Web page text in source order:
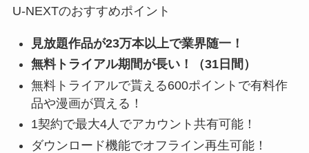
U-NEXTのおすすめポイント
見放題作品が23万本以上で業界随一！
無料トライアル期間が長い！（31日間）
無料トライアルで貰える600ポイントで有料作
品や漫画が買える！
1契約で最大4人でアカウント共有可能！
ダウンロード機能でオフライン再生可能！